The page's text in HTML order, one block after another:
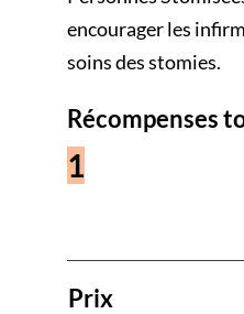
encourager les
soins des stomies.
Récompenses
1
Prix